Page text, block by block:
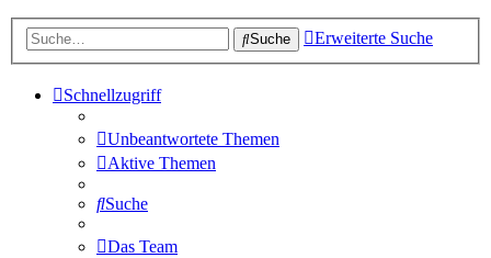
Suche Erweiterte Suche
Schnellzugriff
Unbeantwortete Themen
Aktive Themen
Suche
Das Team